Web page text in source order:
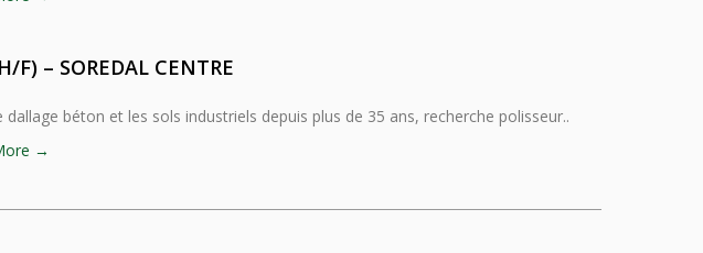
F) – SOREDAL CENTRE
béton et les sols industriels depuis plus de 35 ans, recherche polisseur..
→